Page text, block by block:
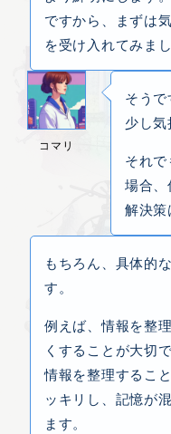
ですから、まずは
を受け入れてみまし
コマリ
そうで
少し気
それ
場合
解決策
もちろん、具体的
す。
例えば、情報を整
くすることが大切で
情報を整理するこ
ッキリし、記憶が
ます。